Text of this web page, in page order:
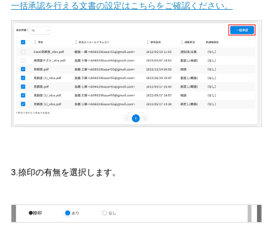
一括承認を行える文書の設定はこちらをご確認ください。
3.捺印の有無を選択します。